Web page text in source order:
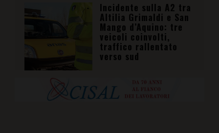
Incidente sulla A2 tra
Altilia Grimaldi e San
Mango d’Aquino: tre
veicoli coinvolti,
traffico rallentato
verso sud